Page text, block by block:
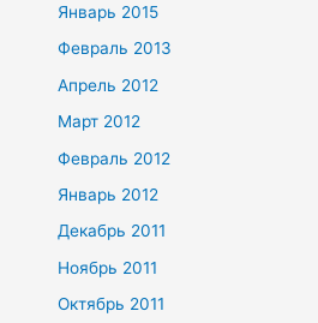
Январь 2015
Февраль 2013
Апрель 2012
Март 2012
Февраль 2012
Январь 2012
Декабрь 2011
Ноябрь 2011
Октябрь 2011